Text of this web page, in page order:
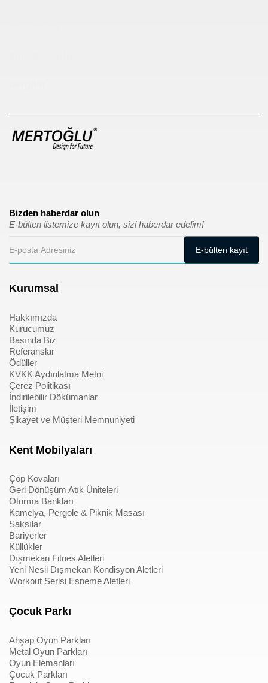
Bizden haberdar olun
E-bülten listemize kayıt olun, sizi haberdar edelim!
Kurumsal
Hakkımızda
Kurucumuz
Basında Biz
Referanslar
Ödüller
KVKK Aydınlatma Metni
Çerez Politikası
İndirilebilir Dökümanlar
İletişim
Şikayet ve Müşteri Memnuniyeti
Kent Mobilyaları
Çöp Kovaları
Geri Dönüşüm Atık Üniteleri
Oturma Bankları
Kamelya, Pergole & Piknik Masası
Saksılar
Bariyerler
Küllükler
Dışmekan Fitnes Aletleri
Yeni Nesil Dışmekan Kondisyon Aletleri
Workout Serisi Esneme Aletleri
Çocuk Parkı
Ahşap Oyun Parkları
Metal Oyun Parkları
Oyun Elemanları
Çocuk Parkları